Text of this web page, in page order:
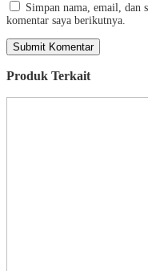
Simpan nama, email, dan
komentar saya berikutnya.
Produk Terkait